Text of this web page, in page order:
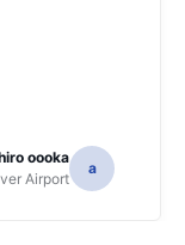
a
oooka
Airport